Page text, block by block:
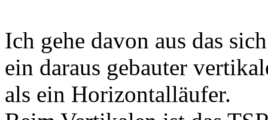
Ich gehe davon aus das
ein daraus gebauter
als ein Horizontalläufer.